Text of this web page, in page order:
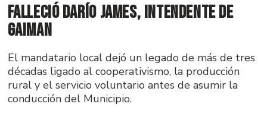
Falleció Darío James, intendente de
Gaiman
El mandatario local dejó un legado de más de tres
décadas ligado al cooperativismo, la producción
rural y el servicio voluntario antes de asumir la
conducción del Municipio.